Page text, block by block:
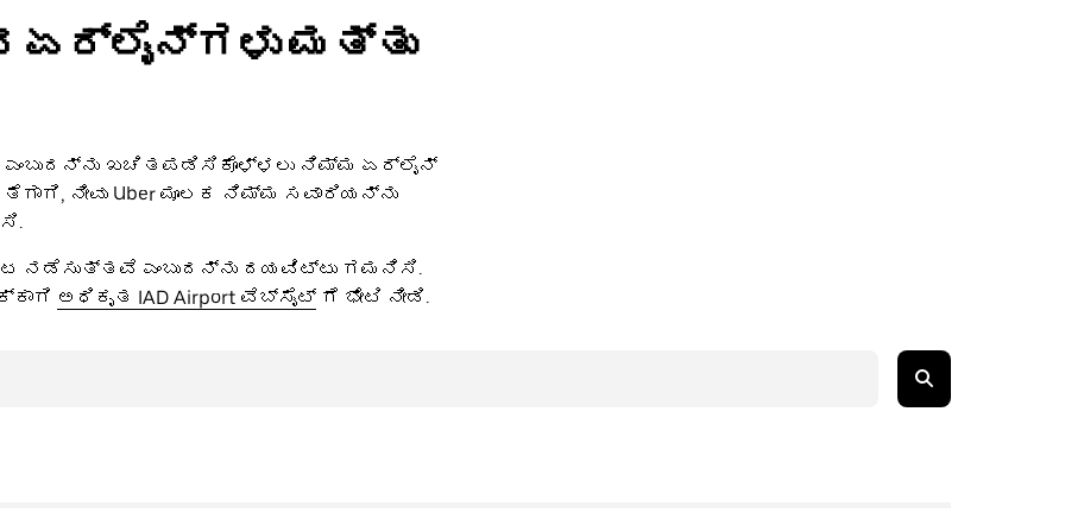
ಏರ್‌ಲೈನ್‌ಗಳು ಮತ್ತು
ಖಚಿತಪಡಿಸಿಕೊಳ್ಳಲು ನಿಮ್ಮ ಏರ್‌ಲೈನ್
ನೀವು Uber ಮೂಲಕ ನಿಮ್ಮ ಸವಾರಿಯನ್ನು
ನಡೆಸುತ್ತವೆ ಎಂಬುದನ್ನು ದಯವಿಟ್ಟು ಗಮನಿಸಿ.
ಅಧಿಕೃತ IAD Airport ವೆಬ್‌ಸೈಟ್ ಗೆ ಭೇಟಿ ನೀಡಿ.